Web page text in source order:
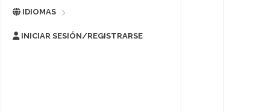
IDIOMAS
INICIAR SESIÓN/REGISTRARSE